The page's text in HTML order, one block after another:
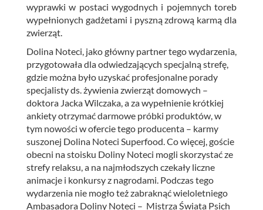
wyprawki w postaci wygodnych i pojemnych toreb
wypełnionych gadżetami i pyszną zdrową karmą dla
zwierząt.
Dolina Noteci, jako główny partner tego wydarzenia,
przygotowała dla odwiedzających specjalną strefę,
gdzie można było uzyskać profesjonalne porady
specjalisty ds. żywienia zwierząt domowych –
doktora Jacka Wilczaka, a za wypełnienie krótkiej
ankiety otrzymać darmowe próbki produktów, w
tym nowości w ofercie tego producenta – karmy
suszonej Dolina Noteci Superfood. Co więcej, goście
obecni na stoisku Doliny Noteci mogli skorzystać ze
strefy relaksu, a na najmłodszych czekały liczne
animacje i konkursy z nagrodami. Podczas tego
wydarzenia nie mogło też zabraknąć wieloletniego
Ambasadora Doliny Noteci – Mistrza Świata Psich